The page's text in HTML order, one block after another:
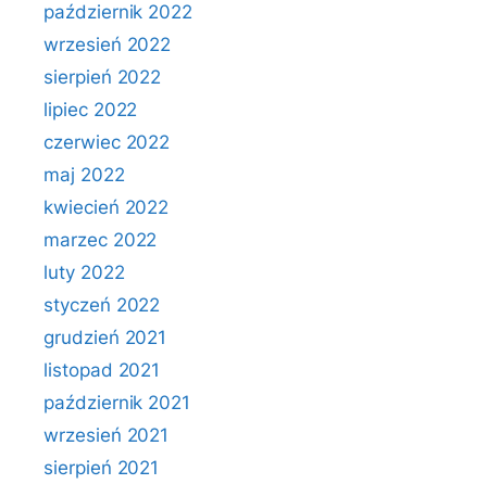
październik 2022
wrzesień 2022
sierpień 2022
lipiec 2022
czerwiec 2022
maj 2022
kwiecień 2022
marzec 2022
luty 2022
styczeń 2022
grudzień 2021
listopad 2021
październik 2021
wrzesień 2021
sierpień 2021